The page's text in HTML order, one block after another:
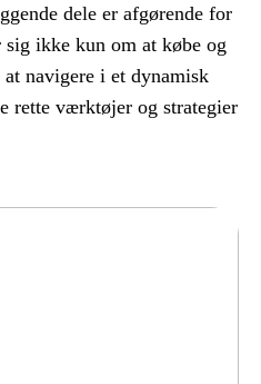
dele er afgørende for
ikke kun om at købe og
navigere i et dynamisk
rette værktøjer og strategier